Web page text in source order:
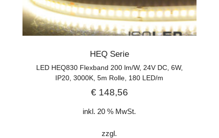
HEQ Serie
LED HEQ830 Flexband 200 lm/W, 24V DC, 6W,
IP20, 3000K, 5m Rolle, 180 LED/m
€148,56
inkl. 20 % MwSt.
zzgl.